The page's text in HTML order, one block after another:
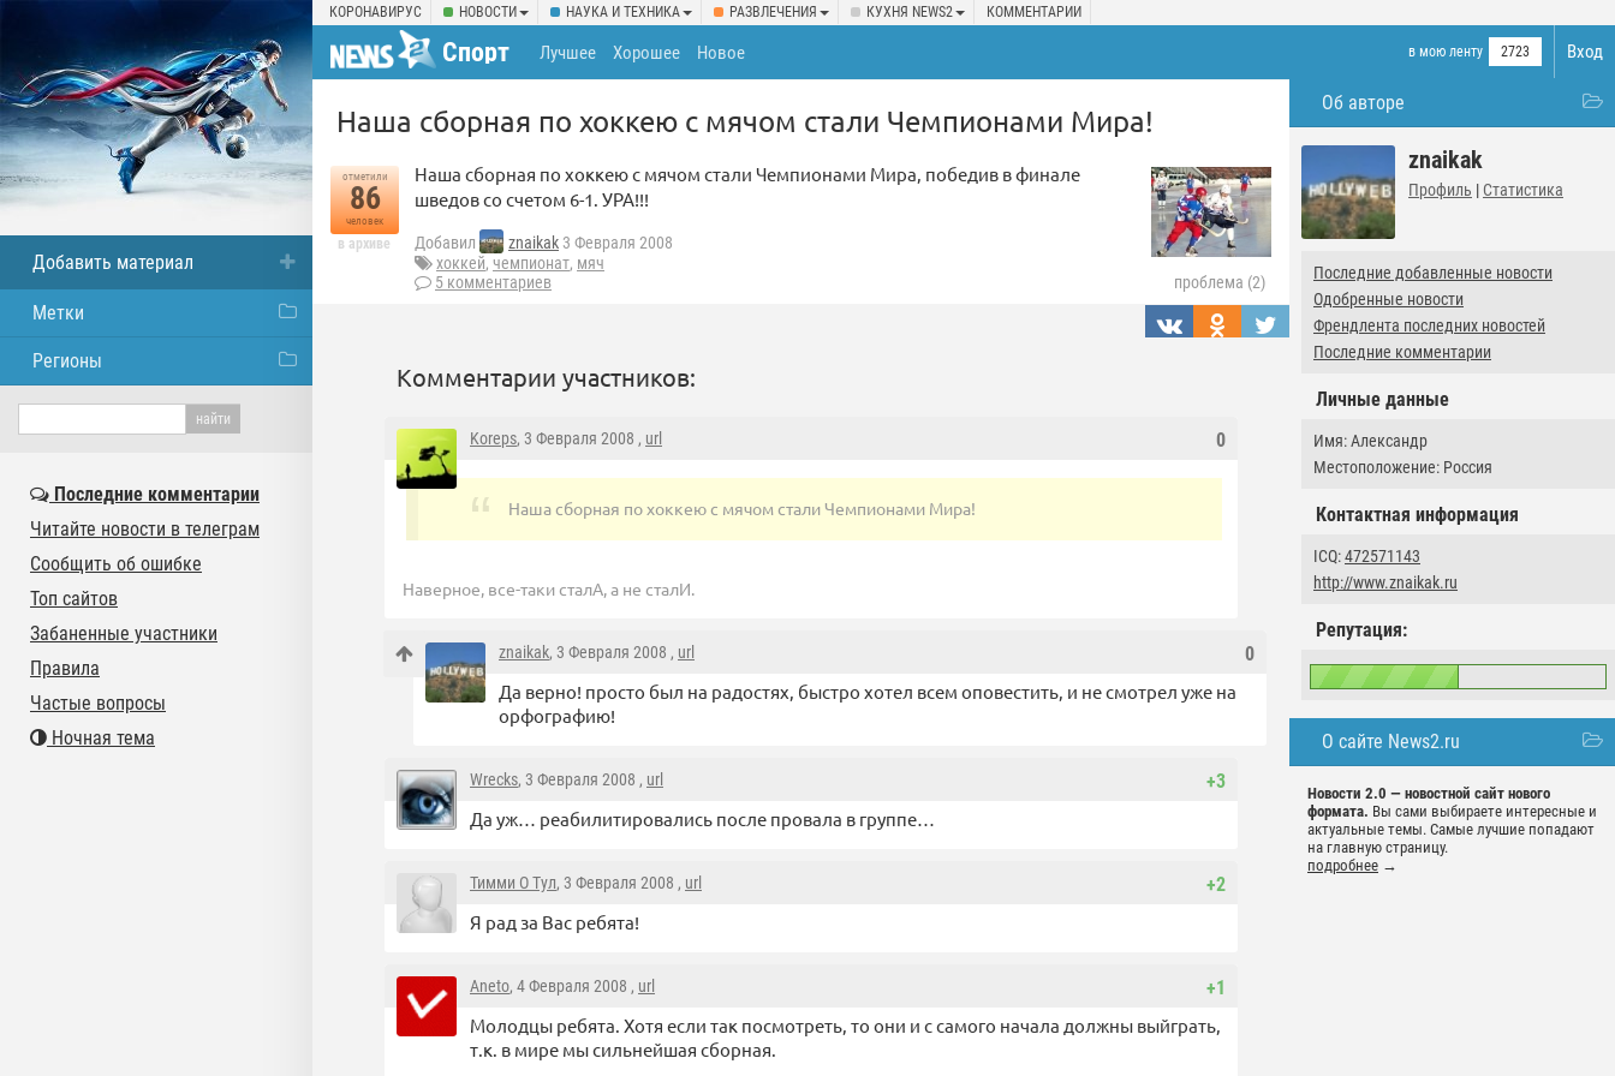
КОРОНАВИРУС НОВОСТИ НАУКА И ТЕХНИКА РАЗВЛЕЧЕНИЯ КУХНЯ NEWS2 КОММЕНТАРИИ
Вход
Спорт в мою ленту 2723
Лучшее Хорошее Новое
Об авторе
znaikak
Профиль | Статистика
Последние добавленные новости
Одобренные новости
Френдлента последних новостей
Последние комментарии
Личные данные
Имя: Александр
Местоположение: Россия
Контактная информация
ICQ:472571143
http://www.znaikak.ru
Репутация:
О сайте News2.ru
Новости 2.0 — новостной сайт нового
формата. Вы сами выбираете интересные и
актуальные темы. Самые лучшие попадают
на главную страницу.
подробнее →
Наша сборная по хоккею с мячом стали Чемпионами Мира!
отметили
86
человек
в архиве
Наша сборная по хоккею с мячом стали Чемпионами Мира, победив в финале
шведов со счетом 6-1. УРА!!!
Добавил znaikak 3 Февраля 2008
хоккей, чемпионат, мяч
5 комментариев
проблема (2)
Комментарии участников:
0
Koreps, 3 Февраля 2008 , url
Наша сборная по хоккею с мячом стали Чемпионами Мира!
Наверное, все-таки сталА, а не сталИ.
0
znaikak, 3 Февраля 2008 , url
Да верно! просто был на радостях, быстро хотел всем оповестить, и не смотрел уже на
орфографию!
+3
Wrecks, 3 Февраля 2008 , url
Да уж… реабилитировались после провала в группе…
+2
Тимми О Тул, 3 Февраля 2008 , url
Я рад за Вас ребята!
+1
Aneto, 4 Февраля 2008 , url
Молодцы ребята. Хотя если так посмотреть, то они и с самого начала должны выйграть,
т.к. в мире мы сильнейшая сборная.
Добавить материал
Метки
Регионы
Последние комментарии
Читайте новости в телеграм
Сообщить об ошибке
Топ сайтов
Забаненные участники
Правила
Частые вопросы
Ночная тема